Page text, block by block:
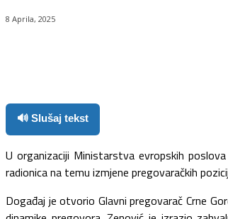
8 Aprila, 2025
🔊 Slušaj tekst
U organizaciji Ministarstva evropskih
radionica na temu izmjene pregovaračkih
Događaj je otvorio Glavni pregovarač Crne